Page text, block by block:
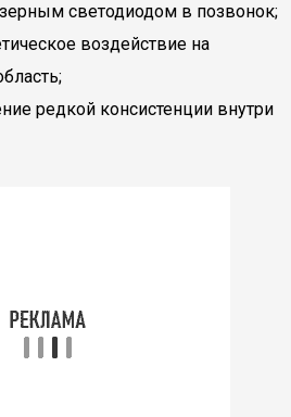
светодиодом в позвонок;
воздействие на
редкой консистенции внутри